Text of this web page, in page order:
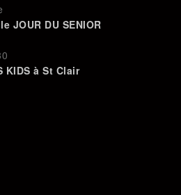
JOUR DU SENIOR
KIDS à St Clair